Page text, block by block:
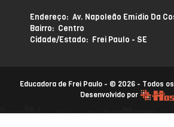
Endereço: Av. Napoleão Emídio Da
Bairro: Centro
Cidade/Estado: Frei Paulo - SE
Educadora de Frei Paulo - © 2026 - Todos
Desenvolvido por